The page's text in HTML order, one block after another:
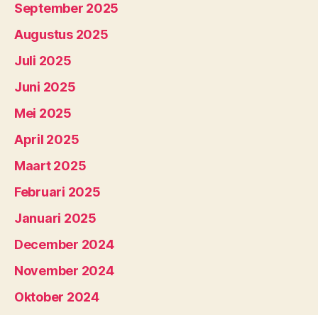
September 2025
Augustus 2025
Juli 2025
Juni 2025
Mei 2025
April 2025
Maart 2025
Februari 2025
Januari 2025
December 2024
November 2024
Oktober 2024